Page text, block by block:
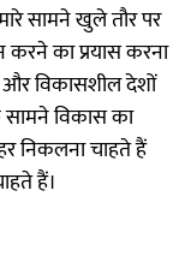
सामने खुले तौर पर
का प्रयास करना
विकासशील देशों
सामने विकास का
निकलना चाहते हैं
हैं।